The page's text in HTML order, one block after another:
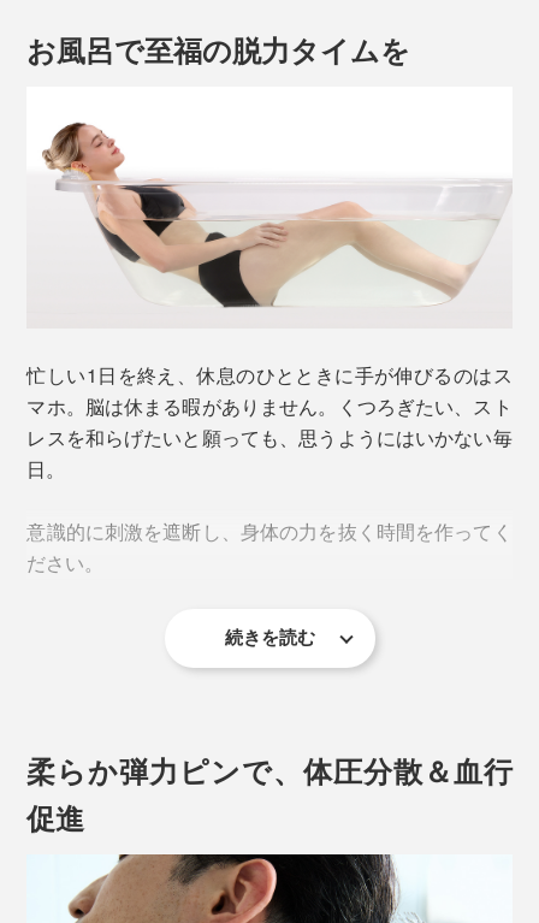
お風呂で至福の脱力タイムを
忙しい1日を終え、休息のひとときに手が伸びるのはス
マホ。脳は休まる暇がありません。くつろぎたい、スト
レスを和らげたいと願っても、思うようにはいかない毎
日。
意識的に刺激を遮断し、身体の力を抜く時間を作ってく
ださい。
脳と身体はリンクしているもの。視覚・聴覚を休ませる
方法はいろいろありますが、手っ取り早いのが入浴。
れば、たちまち副交感神経が優位になって、脳からはα
波が。「お湯にゆったり浸かる」ことは、最も身近なス
続きを読む
柔らか弾力ピンで、体圧分散＆血行
促進